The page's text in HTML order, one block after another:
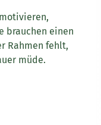
brauchen einen
Rahmen fehlt,
müde.